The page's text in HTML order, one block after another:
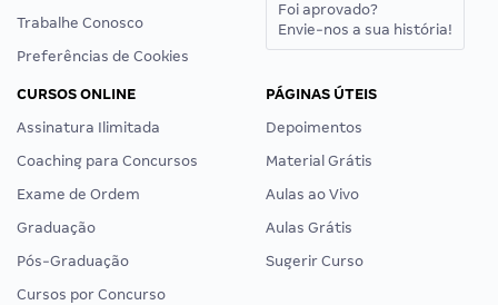
Trabalhe Conosco
Preferências de Cookies
Foi aprovado?
Envie-nos a sua história!
CURSOS ONLINE
Assinatura Ilimitada
Coaching para Concursos
Exame de Ordem
Graduação
Pós-Graduação
Cursos por Concurso
PÁGINAS ÚTEIS
Depoimentos
Material Grátis
Aulas ao Vivo
Aulas Grátis
Sugerir Curso